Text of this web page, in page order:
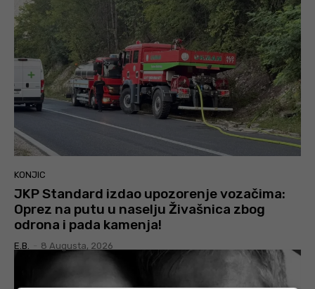
KONJIC
JKP Standard izdao upozorenje vozačima:
Oprez na putu u naselju Živašnica zbog
odrona i pada kamenja!
E.B. 8 Augusta, 2026